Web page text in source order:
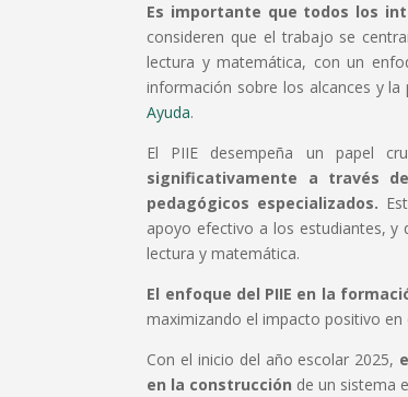
Es importante que todos los
consideren que el trabajo se
lectura y matemática, con un
información sobre los alcances y
Ayuda.
El PIIE desempeña un papel
significativamente a través
pedagógicos especializados.
apoyo efectivo a los estudiantes, y
lectura y matemática.
El enfoque del PIIE en la
maximizando el impacto positivo
Con el inicio del año escolar 2025,
en la construcción de un sistema